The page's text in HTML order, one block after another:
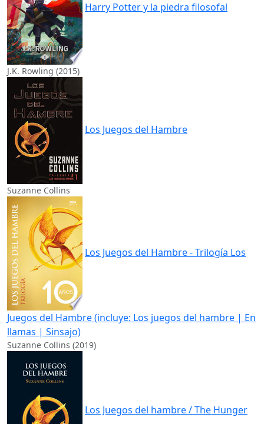
Harry Potter y la piedra filosofal
J.K. Rowling (2015)
Los Juegos del Hambre
Suzanne Collins
Los Juegos del Hambre - Trilogía Los
Juegos del Hambre (incluye: Los juegos del hambre | En
llamas | Sinsajo)
Suzanne Collins (2019)
Los Juegos del hambre / The Hunger